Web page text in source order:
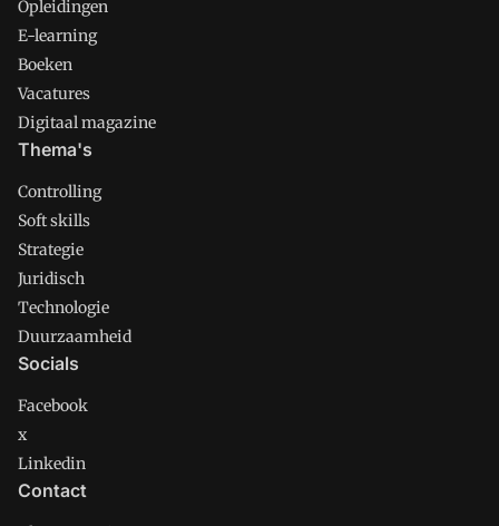
Opleidingen
E-learning
Boeken
Vacatures
Digitaal magazine
Thema's
Controlling
Soft skills
Strategie
Juridisch
Technologie
Duurzaamheid
Socials
Facebook
x
Linkedin
Contact